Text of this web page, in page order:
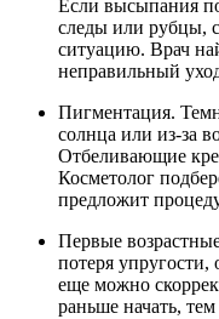
Если высыпания
следы или рубцы,
ситуацию. Врач
неправильный
Пигментация.
солнца или из-за
Отбеливающие
Косметолог
предложит
Первые
потеря
еще можно
раньше начать,